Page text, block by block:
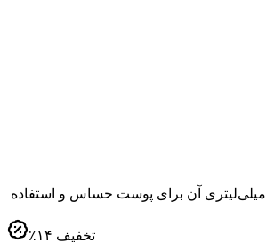
روغن پاک کننده آنوا مدل Heartleaf Pore Cleansing Oil Mild با بافت سبک، آرایش، ضد آفتاب و چربی اضافی را از روی پوست خشک حل می‌کند. فرمول ملایم ۲۰۰ میلی‌لیتری آن برای پوست حساس و استفاده
٪۱۴ تخفیف